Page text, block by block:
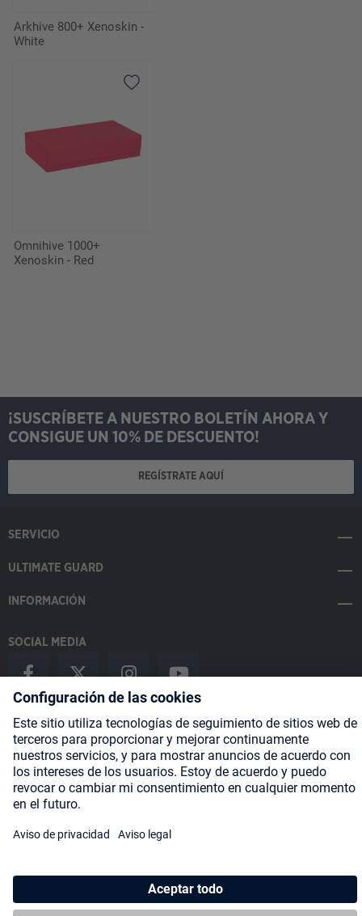
Arkhive 800+ Xenoskin -
White
Omnihive 1000+
Xenoskin - Red
¡SUSCRÍBETE A NUESTRO BOLETÍN AHORA Y
CONSIGUE UN 10% DE DESCUENTO!
REGÍSTRATE AQUÍ
SERVICIO
ULTIMATE GUARD
INFORMACIÓN
SOCIAL MEDIA
Payment Methods
Shipping
* Todos los precios incluyen IVA másgastos de envíoy posibles